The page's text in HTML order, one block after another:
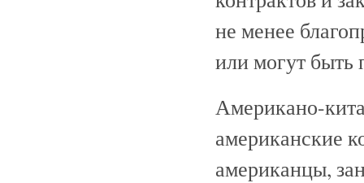
не менее
или могут быть
Американо-
американские
американцы,